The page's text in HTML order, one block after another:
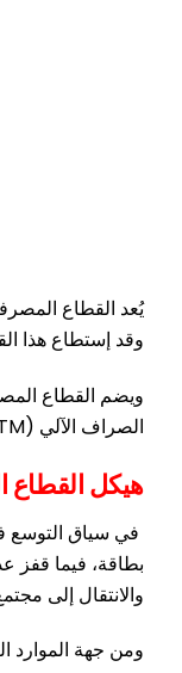
يُعد القطاع
وقد إستطاع هذا
الصراف الآلي (ATM) إلى 24,862 ماكينة، بزيادة سنوية نسبتها 6.82%، في مؤشر على التوسّع في الخدمات المصرفية الذاتية وإنتشار البنية التحتية الرقمية.
هيكل
والانتقال إلى
ومن جهة الموارد البشرية، بلغ عدد العاملين